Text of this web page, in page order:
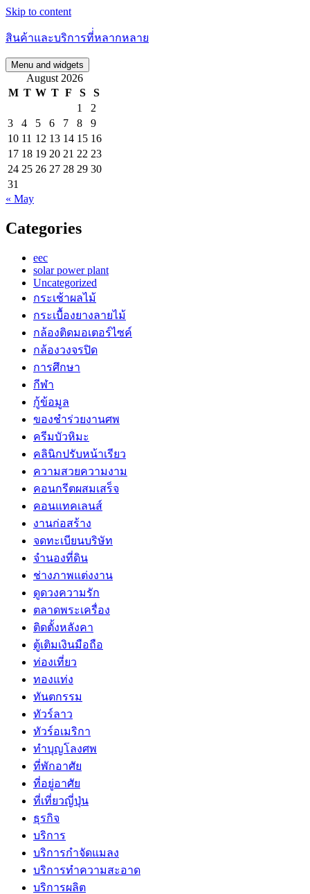
Skip to content
สินค้าและบริการที่่หลากหลาย
Menu and widgets
August 2026
M T W T F S
S
1
2
3
4 5 6 7 8
9
10 11 12 13 14 15 16
17 18 19 20 21 22 23
24 25 26 27 28 29 30
31
« May
Categories
eec
solar power plant
Uncategorized
กระเช้าผลไม้
กระเบื้องยางลายไม้
กล้องติดมอเตอร์ไซค์
กล้องวงจรปิด
การศึกษา
กีฬา
กู้ข้อมูล
ของชำร่วยงานศพ
ครีมบัวหิมะ
คลินิกปรับหน้าเรียว
ความสวยความงาม
คอนกรีตผสมเสร็จ
คอนแทคเลนส์
งานก่อสร้าง
จดทะเบียนบริษัท
จำนองที่ดิน
ช่างภาพแต่งงาน
ดูดวงความรัก
ตลาดพระเครื่อง
ติดตั้งหลังคา
ตู้เติมเงินมือถือ
ท่องเที่ยว
ทองแท่ง
ทันตกรรม
ทัวร์ลาว
ทัวร์อเมริกา
ทำบุญโลงศพ
ที่พักอาศัย
ที่อยู่อาศัย
ที่เที่ยวญี่ปุ่น
ธุรกิจ
บริการ
บริการกำจัดแมลง
บริการทำความสะอาด
บริการผลิต